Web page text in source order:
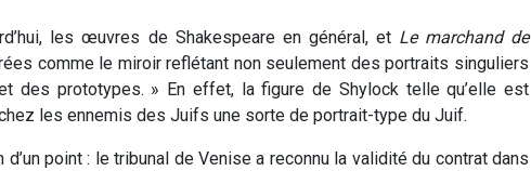
les œuvres de Shakespeare en général, et Le marchand de
comme le miroir reflétant non seulement des portraits singuliers
des prototypes. » En effet, la figure de Shylock telle qu’elle est
les ennemis des Juifs une sorte de portrait-type du Juif.
point : le tribunal de Venise a reconnu la validité du contrat dans